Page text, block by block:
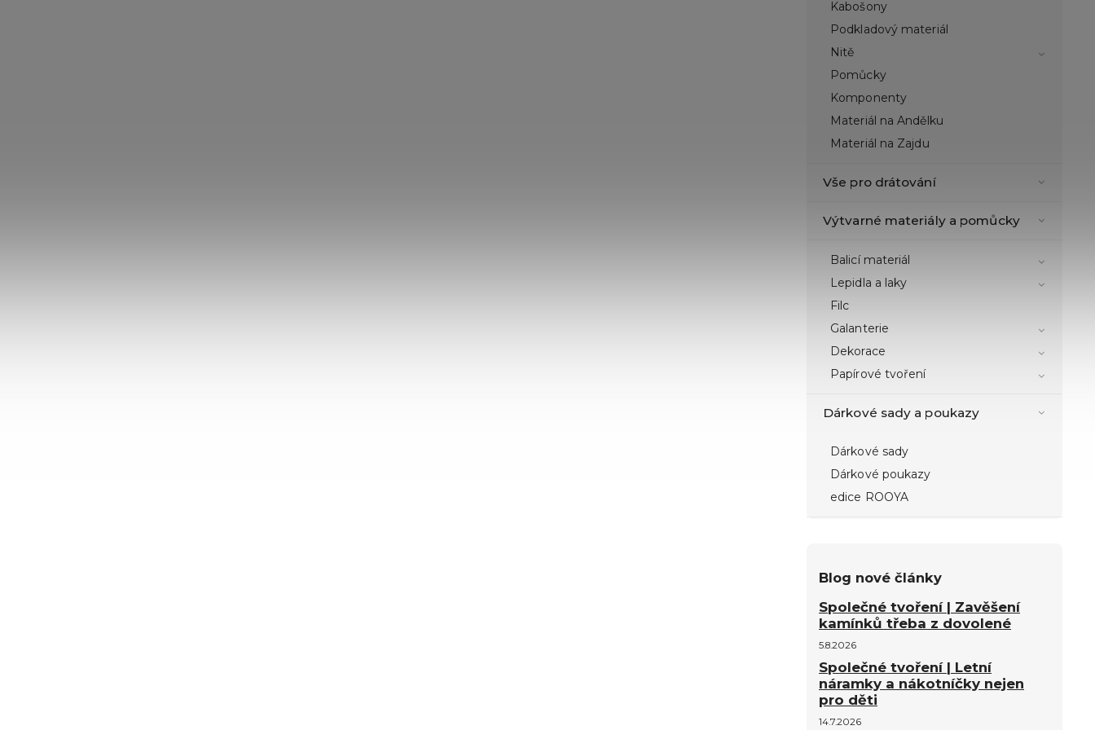
Kabošony
Podkladový materiál
Nitě
Pomůcky
Komponenty
Materiál na Andělku
Materiál na Zajdu
Vše pro drátování
Výtvarné materiály a pomůcky
Balicí materiál
Lepidla a laky
Filc
Galanterie
Dekorace
Papírové tvoření
Dárkové sady a poukazy
Dárkové sady
Dárkové poukazy
edice ROOYA
Blog nové články
Společné tvoření | Zavěšení
kamínků třeba z dovolené
5.8.2026
Společné tvoření | Letní
náramky a nákotníčky nejen
pro děti
14.7.2026